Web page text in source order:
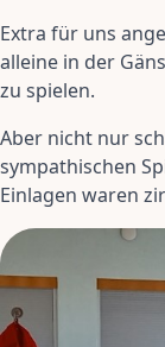
Extra für uns
alleine in der
zu spielen.
Aber nicht nur
sympathischen
Einlagen waren